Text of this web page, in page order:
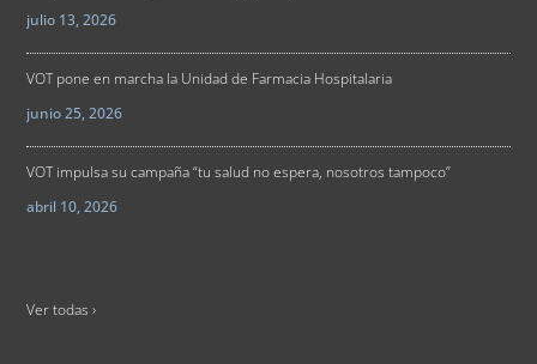
julio 13, 2026
VOT pone en marcha la Unidad de Farmacia Hospitalaria
junio 25, 2026
VOT impulsa su campaña “tu salud no espera, nosotros tampoco”
abril 10, 2026
Ver todas ›